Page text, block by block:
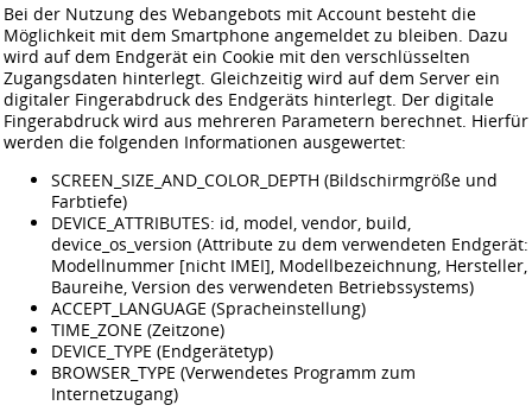
Bei der Nutzung des Webangebots mit Account besteht die
Möglichkeit mit dem Smartphone angemeldet zu bleiben. Dazu
wird auf dem Endgerät ein Cookie mit den verschlüsselten
Zugangsdaten hinterlegt. Gleichzeitig wird auf dem Server ein
digitaler Fingerabdruck des Endgeräts hinterlegt. Der digitale
Fingerabdruck wird aus mehreren Parametern berechnet. Hierfür
werden die folgenden Informationen ausgewertet:
SCREEN_SIZE_AND_COLOR_DEPTH (Bildschirmgröße und
Farbtiefe)
DEVICE_ATTRIBUTES: id, model, vendor, build,
device_os_version (Attribute zu dem verwendeten Endgerät:
Modellnummer [nicht IMEI], Modellbezeichnung, Hersteller,
Baureihe, Version des verwendeten Betriebssystems)
ACCEPT_LANGUAGE (Spracheinstellung)
TIME_ZONE (Zeitzone)
DEVICE_TYPE (Endgerätetyp)
BROWSER_TYPE (Verwendetes Programm zum
Internetzugang)